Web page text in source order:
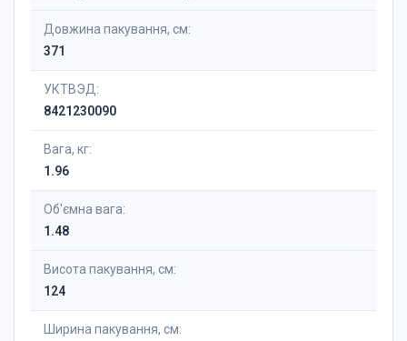
Довжина пакування, см:
371
УКТВЭД:
8421230090
Вага, кг:
1.96
Об'ємна вага:
1.48
Висота пакування, см:
124
Ширина пакування, см: